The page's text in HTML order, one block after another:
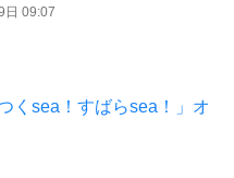
日 09:07
くsea！すばらsea！」オ